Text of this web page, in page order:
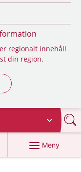
regionalt innehåll
din region.
Meny